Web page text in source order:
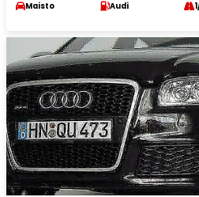
Maisto Audi